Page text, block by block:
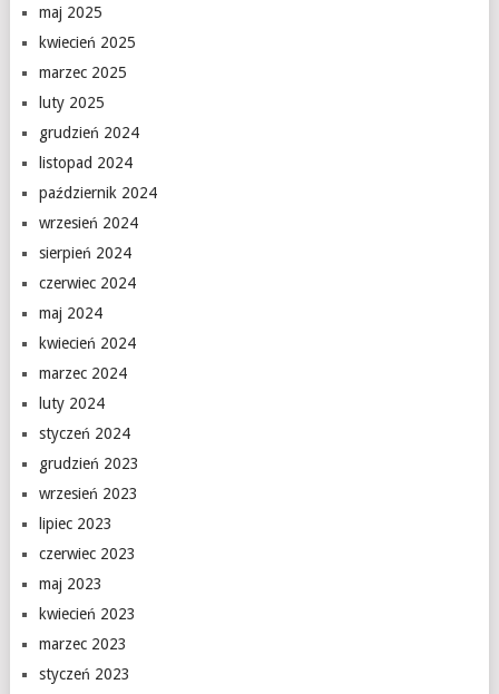
maj 2025
kwiecień 2025
marzec 2025
luty 2025
grudzień 2024
listopad 2024
październik 2024
wrzesień 2024
sierpień 2024
czerwiec 2024
maj 2024
kwiecień 2024
marzec 2024
luty 2024
styczeń 2024
grudzień 2023
wrzesień 2023
lipiec 2023
czerwiec 2023
maj 2023
kwiecień 2023
marzec 2023
styczeń 2023